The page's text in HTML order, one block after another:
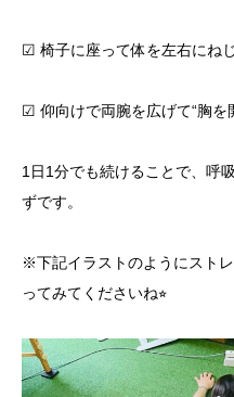
☑ 椅子に座って体を左右にね
☑ 仰向けで両腕を広げて“胸を
1日1分でも続けることで、呼
ずです。
※下記イラストのようにストレ
ってみてくださいね⭐︎